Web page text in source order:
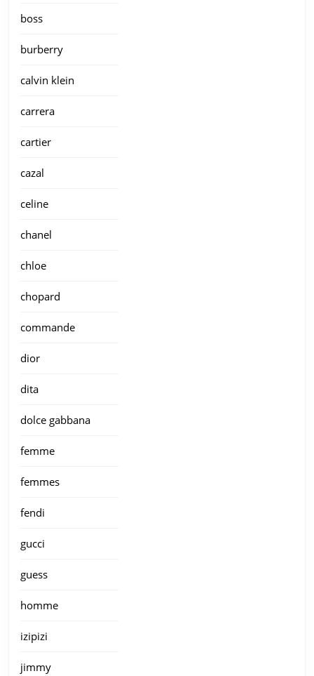
boss
burberry
calvin klein
carrera
cartier
cazal
celine
chanel
chloe
chopard
commande
dior
dita
dolce gabbana
femme
femmes
fendi
gucci
guess
homme
izipizi
jimmy